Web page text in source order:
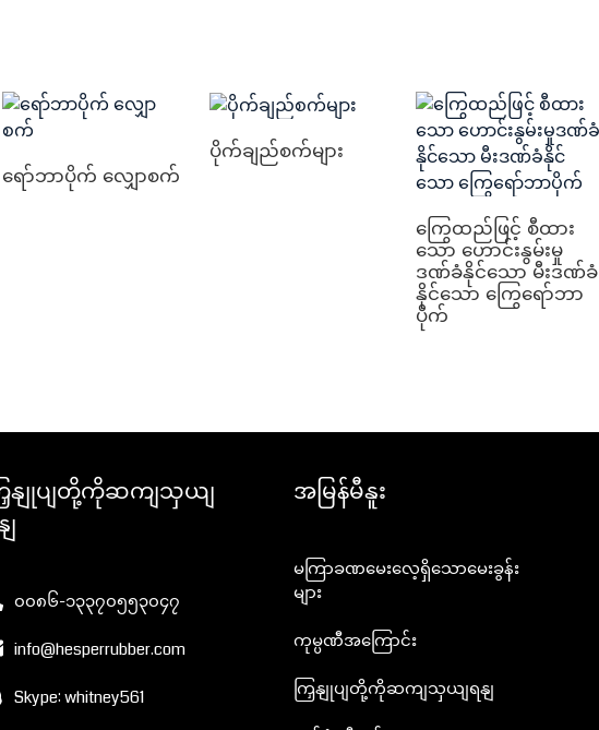
ရော်ဘာပိုက် လျှောစက်
ပိုက်ချည်စက်များ
ကြွေထည်ဖြင့် စီထား
သော ဟောင်းနွမ်းမှု
ဒဏ်ခံနိုင်သော မီးဒဏ်ခံ
နိုင်သော ကြွေရော်ဘာ
ပိုက်
နျုပျတို့ကိုဆကျသှယျ
၀၀၈၆-၁၃၃၇၀၅၅၃၀၄၇
info@hesperrubber.com
Skype: whitney561
အမြန်မီနူး
မကြာခဏမေးလေ့ရှိသောမေးခွန်း
များ
ကုမ္ပဏီအကြောင်း
ကြှနျုပျတို့ကိုဆကျသှယျရနျ